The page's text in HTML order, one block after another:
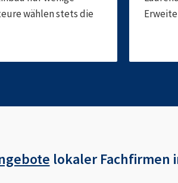
wählen stets die
lokaler Fachfirmen